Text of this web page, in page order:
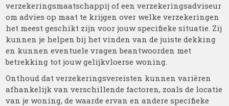
verzekeringsmaatschappij of een verzekeringsadviseur
om advies op maat te krijgen over welke verzekeringen
het meest geschikt zijn voor jouw specifieke situatie. Zij
kunnen je helpen bij het vinden van de juiste dekking
en kunnen eventuele vragen beantwoorden met
betrekking tot jouw gelijkvloerse woning.
Onthoud dat verzekeringsvereisten kunnen variëren
afhankelijk van verschillende factoren, zoals de locatie
van je woning, de waarde ervan en andere specifieke